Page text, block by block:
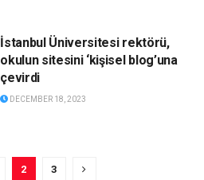
İstanbul Üniversitesi rektörü,
okulun sitesini ‘kişisel blog’una
çevirdi
DECEMBER 18, 2023
2 3